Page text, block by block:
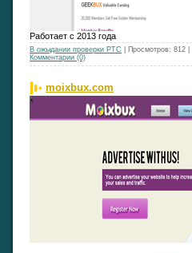
Работает с 2013 года
В ожыдании проверки РТС | Просмотров: 812
Комментарии (0)
moixbux.com